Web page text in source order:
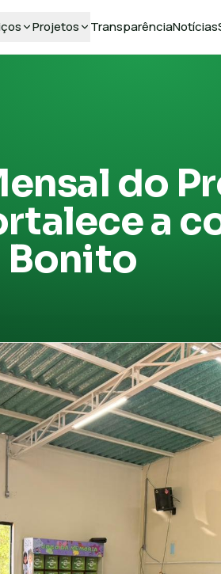
Projetos TransparênciaNotícias
do
a
Bonito